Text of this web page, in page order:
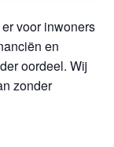
voor inwoners
en
oordeel. Wij
zonder